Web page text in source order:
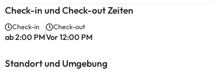
Check-in und Check-out Zeiten
Check-in
ab 2:00 PM
Check-out
Vor 12:00 PM
Standort und Umgebung